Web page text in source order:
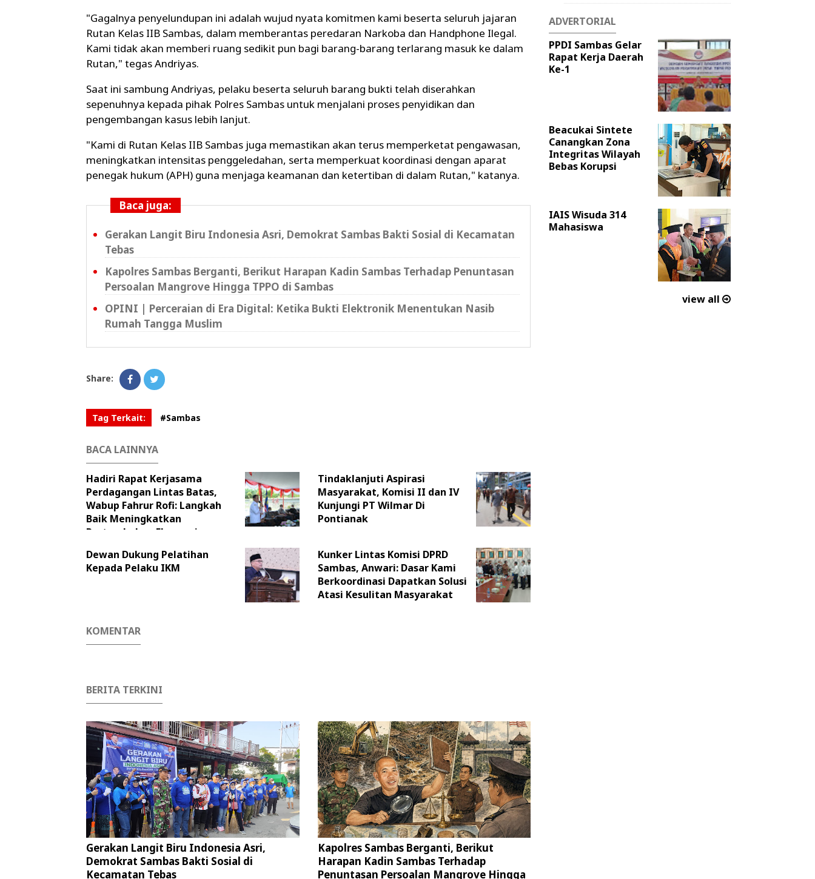
"Gagalnya penyelundupan ini adalah wujud nyata komitmen kami beserta seluruh jajaran
Rutan Kelas IIB Sambas, dalam memberantas peredaran Narkoba dan Handphone Ilegal.
Kami tidak akan memberi ruang sedikit pun bagi barang-barang terlarang masuk ke dalam
Rutan," tegas Andriyas.
Saat ini sambung Andriyas, pelaku beserta seluruh barang bukti telah diserahkan
sepenuhnya kepada pihak Polres Sambas untuk menjalani proses penyidikan dan
pengembangan kasus lebih lanjut.
"Kami di Rutan Kelas IIB Sambas juga memastikan akan terus memperketat pengawasan,
meningkatkan intensitas penggeledahan, serta memperkuat koordinasi dengan aparat
penegak hukum (APH) guna menjaga keamanan dan ketertiban di dalam Rutan," katanya.
Baca juga:
Gerakan Langit Biru Indonesia Asri, Demokrat Sambas Bakti Sosial di Kecamatan
Tebas
Kapolres Sambas Berganti, Berikut Harapan Kadin Sambas Terhadap Penuntasan
Persoalan Mangrove Hingga TPPO di Sambas
OPINI | Perceraian di Era Digital: Ketika Bukti Elektronik Menentukan Nasib
Rumah Tangga Muslim
Share:
Tag Terkait: #Sambas
BACA LAINNYA
Hadiri Rapat Kerjasama
Perdagangan Lintas Batas,
Wabup Fahrur Rofi: Langkah
Baik Meningkatkan
Pertumbuhan Ekonomi
Tindaklanjuti Aspirasi
Masyarakat, Komisi II dan IV
Kunjungi PT Wilmar Di
Pontianak
Dewan Dukung Pelatihan
Kepada Pelaku IKM
Kunker Lintas Komisi DPRD
Sambas, Anwari: Dasar Kami
Berkoordinasi Dapatkan Solusi
Atasi Kesulitan Masyarakat
KOMENTAR
BERITA TERKINI
Gerakan Langit Biru Indonesia Asri,
Demokrat Sambas Bakti Sosial di
Kecamatan Tebas
Kapolres Sambas Berganti, Berikut
Harapan Kadin Sambas Terhadap
Penuntasan Persoalan Mangrove Hingga
ADVERTORIAL
PPDI Sambas Gelar
Rapat Kerja Daerah
Ke-1
Beacukai Sintete
Canangkan Zona
Integritas Wilayah
Bebas Korupsi
IAIS Wisuda 314
Mahasiswa
view all